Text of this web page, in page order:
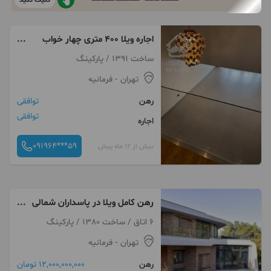
اجاره ویلا ۴۰۰ متری چهار خواب
فرمانیه
ساخت 1391 / پارکینگ
تهران - فرمانیه
رهن
توافقی
اجاره
توافقی
بیش از 12 ماه پیش 091964***59
رهن کامل ویلا در پاسداران شمالی
۱۳۰۰ زمین ۸۰۰ بنا مناسب
سکونت و مشاغل
6 اتاق / ساخت 1380 / پارکینگ
تهران - فرمانیه
رهن
12,000,000,000 تومان